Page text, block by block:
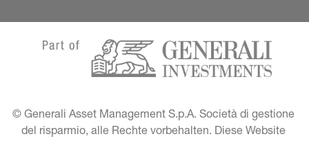
© Generali Asset Management S.p.A. Società di gestione
del risparmio, alle Rechte vorbehalten. Diese Website